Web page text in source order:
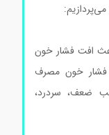
فشار خون
خون مصرف
ضعف، سردرد،